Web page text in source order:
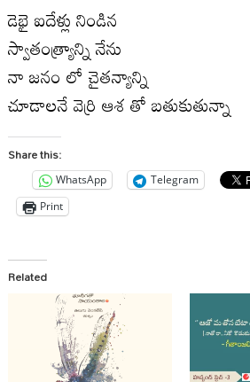
డెభై ఐదేళ్లు నిండిన
స్వాతంత్ర్యాన్ని నేను
నా జనం లో చైతన్యాన్ని
చూడాలనే వెర్రి ఆశ తో బతుకుతున్నా
Share this:
WhatsApp Telegram
Print
Related